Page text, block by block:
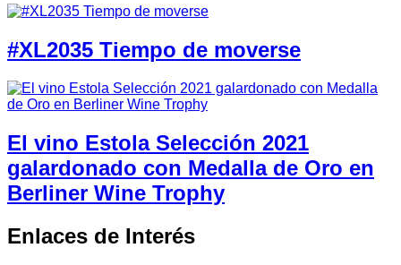
#XL2035 Tiempo de moverse
El vino Estola Selección 2021
galardonado con Medalla de Oro en
Berliner Wine Trophy
Enlaces de Interés